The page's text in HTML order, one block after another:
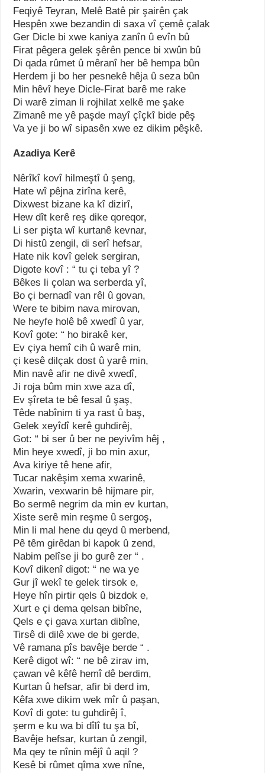
Feqiyê Teyran, Melê Batê pir şairên çak
Hespên xwe bezandin di saxa vî çemê çalak
Ger Dicle bi xwe kaniya zanîn û evîn bû
Firat pêgera gelek şêrên pence bi xwûn bû
Di qada rûmet û mêranî her bê hempa bûn
Herdem ji bo her pesnekê hêja û seza bûn
Min hêvî heye Dicle-Firat barê me rake
Di warê ziman li rojhilat xelkê me şake
Zimanê me yê paşde mayî çîçkî bide pêş
Va ye ji bo wî sipasên xwe ez dikim pêşkê.
Azadiya Kerê
Nêrîkî kovî hilmeştî û şeng,
Hate wî pêjna zirîna kerê,
Dixwest bizane ka kî dizirî,
Hew dît kerê reş dike qoreqor,
Li ser pişta wî kurtanê kevnar,
Di histû zengil, di serî hefsar,
Hate nik kovî gelek sergiran,
Digote kovî : “ tu çi teba yî ?
Bêkes li çolan wa serberda yî,
Bo çi bernadî van rêl û govan,
Were te bibim nava mirovan,
Ne heyfe holê bê xwedî û yar,
Kovî gote: “ ho birakê ker,
Ev çiya hemî cih û warê min,
çi kesê dilçak dost û yarê min,
Min navê afir ne divê xwedî,
Ji roja bûm min xwe aza dî,
Ev şîreta te bê fesal û şaş,
Têde nabînim ti ya rast û baş,
Gelek xeyîdî kerê guhdirêj,
Got: “ bi ser û ber ne peyivîm hêj ,
Min heye xwedî, ji bo min axur,
Ava kiriye tê hene afir,
Tucar nakêşim xema xwarinê,
Xwarin, vexwarin bê hijmare pir,
Bo sermê negrim da min ev kurtan,
Xiste serê min reşme û sergoş,
Min li mal hene du qeyd û merbend,
Pê têm girêdan bi kapok û zend,
Nabim pelîse ji bo gurê zer “ .
Kovî dikenî digot: “ ne wa ye
Gur jî wekî te gelek tirsok e,
Heye hîn pirtir qels û bizdok e,
Xurt e çi dema qelsan bibîne,
Qels e çi gava xurtan dibîne,
Tirsê di dilê xwe de bi gerde,
Vê ramana pîs bavêje berde “ .
Kerê digot wî: “ ne bê zirav im,
çawan vê kêfê hemî dê berdim,
Kurtan û hefsar, afir bi derd im,
Kêfa xwe dikim wek mîr û paşan,
Kovî di gote: tu guhdirêj î,
şerm e ku wa bi dîlî tu şa bî,
Bavêje hefsar, kurtan û zengil,
Ma qey te nînin mêjî û aqil ?
Kesê bi rûmet qîma xwe nîne,